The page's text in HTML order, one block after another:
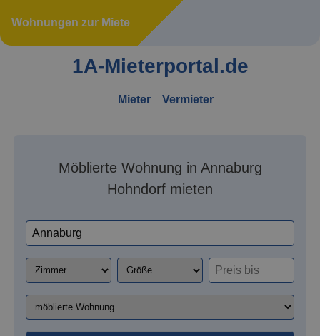
Wohnungen zur Miete
1A-Mieterportal.de
Mieter Vermieter
Möblierte Wohnung in Annaburg
Hohndorf mieten